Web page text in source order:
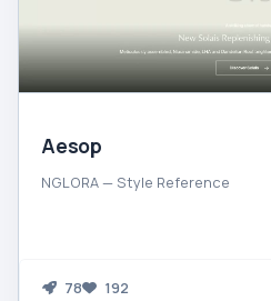
Aesop
NGLORA — Style Reference
78 192